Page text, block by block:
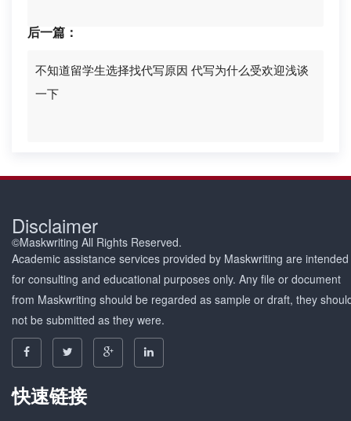
后一篇：
不知道留学生选择找代写原因 代写为什么受欢迎浅谈
一下
Disclaimer
©Maskwriting All Rights Reserved.
Academic assistance services provided by Maskwriting are intended
for consulting and educational purposes only. Any file or document
from Maskwriting should be regarded as sample or draft, they
not be submitted as they were.
快速链接